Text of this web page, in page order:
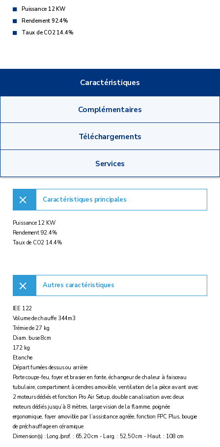
Puissance 12 KW
Rendement 92.4%
Taux de CO2 14.4%
Caractéristiques
Complémentaires
Téléchargements
Services
Caractéristiques principales
Puissance 12 KW
Rendement 92.4%
Taux de CO2 14.4%
Autres caractéristiques
IEE 122
Volume de chauffe 344m3
Trémie de 27 kg
Diam. buse 8cm
172 kg
Etanche
Départ fumées dessus ou arrière
Porte coupe-feu, foyer et brasier en fonte, échangeur de chaleur à faisceau
tubulaire, compartiment à cendres amovible, ventilation de la pièce avant avec
2 moteurs dédiés et fonction Pro Air Setup, double canalisation avec deux
moteurs dédiés jusqu’à 8 mètres, large vision de la flamme, poignée
ergonomique, foyer amovible par l’assistance agréée, fonction FPC Plus, bougie
de préchauffage en céramique
Dimension(s) : Long./prof. : 65,20 cm - Larg. : 52,50 cm - Haut. : 108 cm